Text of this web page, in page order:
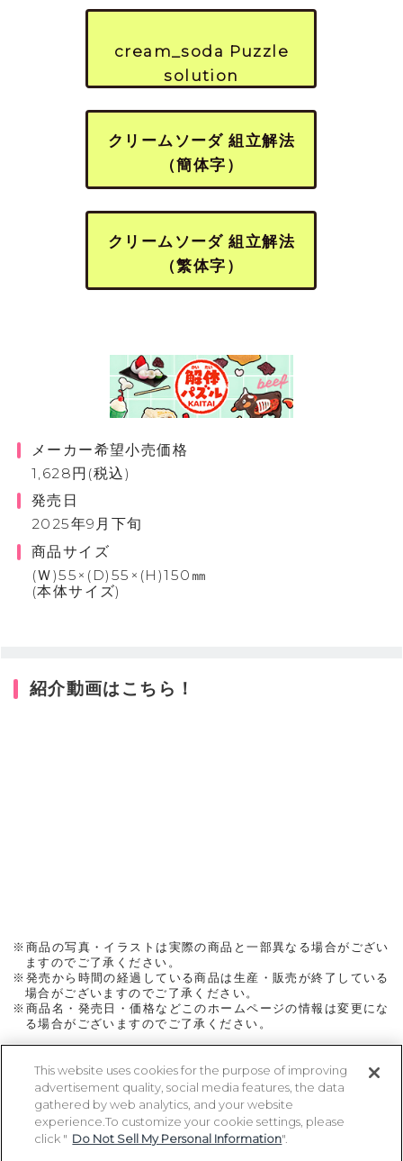
cream_soda Puzzle
solution
クリームソーダ 組立解法
（簡体字）
クリームソーダ 組立解法
（繁体字）
メーカー希望小売価格
1,628円(税込)
発売日
2025年9月下旬
商品サイズ
(Ｗ)55×(D)55×(H)150㎜
(本体サイズ)
紹介動画はこちら！
※商品の写真・イラストは実際の商品と一部異なる場合がござい
ますのでご了承ください。
※発売から時間の経過している商品は生産・販売が終了している
場合がございますのでご了承ください。
※商品名・発売日・価格などこのホームページの情報は変更にな
る場合がございますのでご了承ください。
ページトップに戻る
This website uses cookies for the purpose of improving
advertisement quality, social media features, the data
gathered by web analytics, and your website
experience.To customize your cookie settings, please
click " Do Not Sell My Personal Information".